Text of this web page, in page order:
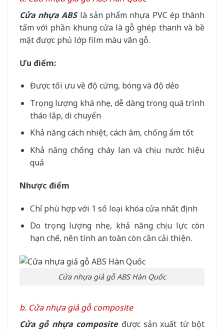
Cửa nhựa ABSlà sản phẩm nhựa PVC ép thành
tấm với phần khung cửa là gỗ ghép thanh và bề
mặt được phủ lớp film màu vân gỗ.
Ưu điểm:
Được tối ưu về độ cứng, bóng và độ dẻo
Trọng lượng khá nhẹ, dễ dàng trong quá trình
tháo lắp, di chuyển
Khả năng cách nhiệt, cách âm, chống ẩm tốt
Khả năng chống cháy lan và chịu nước hiệu
quả
Nhược điểm
Chỉ phù hợp với 1 số loại khóa cửa nhất định
Do trọng lượng nhẹ, khả năng chịu lực còn
hạn chế, nên tính an toàn còn cần cải thiện.
Cửa nhựa giả gỗ ABS Hàn Quốc
b. Cửa nhựa giả gỗ composite
Cửa gỗ nhựa compositeđược sản xuất từ bột